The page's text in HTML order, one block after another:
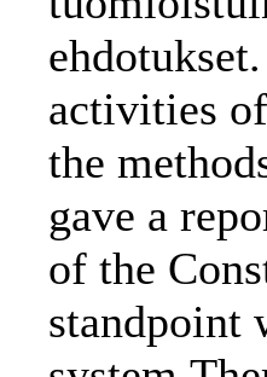
activities
the
gave a
of the
standpoint